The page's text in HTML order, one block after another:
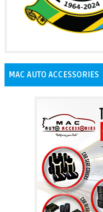
MAC AUTO ACCESSORIES